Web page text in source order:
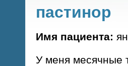
пастинор
Имя пациента:
У меня месячные